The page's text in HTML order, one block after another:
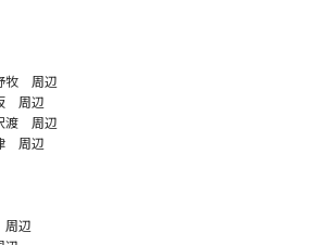
牧 周辺
周辺
渡 周辺
周辺
周辺